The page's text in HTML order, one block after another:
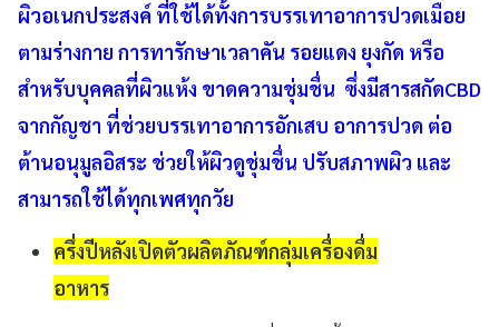
ผิวอเนกประสงค์ ที่ใช้ได้ทั้งการบรรเทาอาการปวดเมือย
ตามร่างกาย การทารักษาเวลาคัน รอยแดง ยุงกัด หรือ
สำหรับบุคคลที่ผิวแห้ง ขาดความชุ่มชื่น ซึ่งมีสารสกัดCBD
จากกัญชา ที่ช่วยบรรเทาอาการอักเสบ อาการปวด ต่อ
ต้านอนุมูลอิสระ ช่วยให้ผิวดูชุ่มชื่น ปรับสภาพผิว และ
สามารถใช้ได้ทุกเพศทุกวัย
ครึ่งปีหลังเปิดตัวผลิตภัณฑ์กลุ่มเครื่องดื่ม
อาหาร